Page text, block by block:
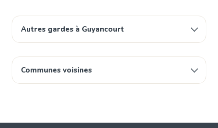
Autres gardes à Guyancourt
Communes voisines